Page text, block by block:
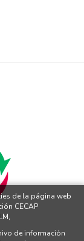
de la página web
CECAP
de información